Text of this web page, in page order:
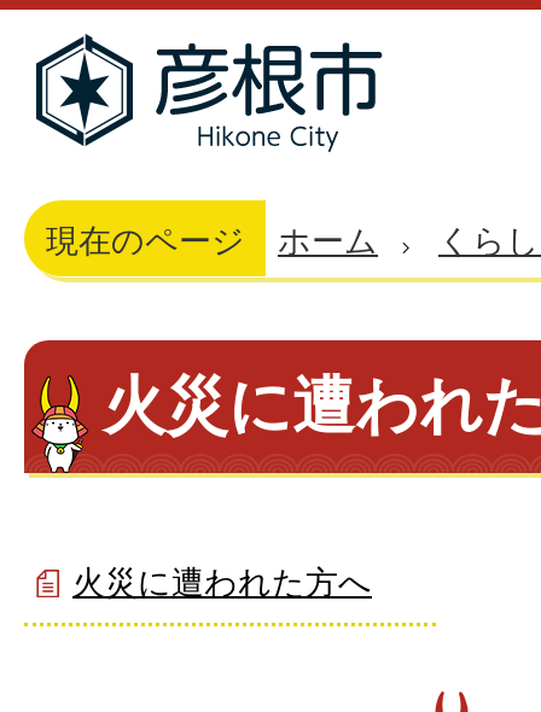
現在のページ ホーム くら
火災に遭われ
火災に遭われた方へ